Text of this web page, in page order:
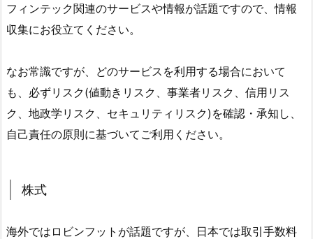
フィンテック関連のサービスや情報が話題ですので、情報
収集にお役立てください。
なお常識ですが、どのサービスを利用する場合において
も、必ずリスク(値動きリスク、事業者リスク、信用リス
ク、地政学リスク、セキュリティリスク)を確認・承知し、
自己責任の原則に基づいてご利用ください。
株式
海外ではロビンフットが話題ですが、日本では取引手数料